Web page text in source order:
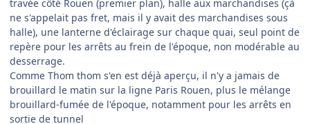
travée côté Rouen (premier plan), halle aux marchandises (çà
ne s'appelait pas fret, mais il y avait des marchandises sous
halle), une lanterne d'éclairage sur chaque quai, seul point de
repère pour les arrêts au frein de l'époque, non modérable au
desserrage.
Comme Thom thom s'en est déjà aperçu, il n'y a jamais de
brouillard le matin sur la ligne Paris Rouen, plus le mélange
brouillard-fumée de l'époque, notamment pour les arrêts en
sortie de tunnel